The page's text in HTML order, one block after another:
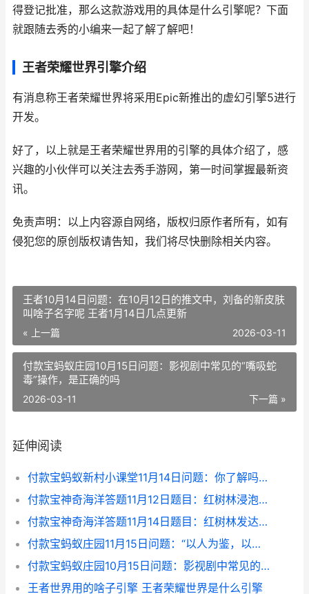
得登记批准，那么这款游戏用的具体是什么引擎呢？下面
就跟随去秀的小编来一起了解了解吧！
王者荣耀世界引擎介绍
有消息称王者荣耀世界将采用Epic新推出的虚幻引擎5进行
开发。
好了，以上就是王者荣耀世界用的引擎的具体介绍了，感
兴趣的小伙伴可以关注去秀手游网，第一时间掌握最新资
讯。
免责声明：以上内容源自网络，版权归原作者所有，如有
侵犯您的原创版权请告知，我们将尽快删除相关内容。
王者10月14日问题：在10月12日的推文中，刘备的新皮肤
叫啥子名字呢 王者1月14日几点更新
« 上一篇 2026-03-11
​付款宝蚂蚁庄园10月15日问题：影视剧中常见的“嘴吸蛇
毒”操作，是正确的吗
下一篇 »
2026-03-11
延伸阅读
付款宝蚂蚁新村小课堂11月14日问题：你了解吗 支付宝里面的蚂蚁宝是什么意思
付款宝神奇海洋答题11月12日题目：红树林浸泡在海水中，通过哪个部位能排盐
付款宝神奇海洋答题11月14日题目：红树林发达的根系有以下哪些作用
付款宝蚂蚁庄园11月15日问题：“以人为鉴，以史为鉴”的“鉴”，最早在古代指的是 支付宝蚂蚁庄园游戏攻略
​付款宝蚂蚁庄园10月15日问题：影视剧中常见的“嘴吸蛇毒”操作，是正确的吗
王者世界用的啥子引擎 王者荣耀世界是什么引擎